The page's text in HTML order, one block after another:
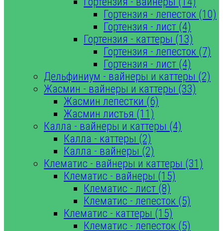
Гортензия - лепесток (10)
Гортензия - лист (4)
Гортензия - каттеры (13)
Гортензия - лепесток (7)
Гортензия - лист (4)
Дельфиниум - вайнеры и каттеры (2)
Жасмин - вайнеры и каттеры (33)
Жасмин лепестки (6)
Жасмин листья (11)
Калла - вайнеры и каттеры (4)
Калла - каттеры (2)
Калла - вайнеры (2)
Клематис - вайнеры и каттеры (31)
Клематис - вайнеры (15)
Клематис - лист (8)
Клематис - лепесток (5)
Клематис - каттеры (15)
Клематис - лепесток (5)